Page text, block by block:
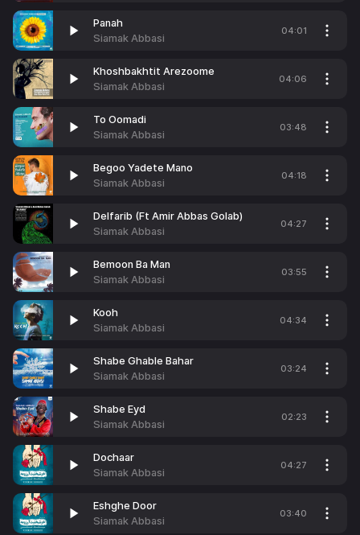
Panah
Siamak Abbasi
04:01
Khoshbakhtit Arezoome
Siamak Abbasi
04:06
To Oomadi
Siamak Abbasi
03:48
Begoo Yadete Mano
Siamak Abbasi
04:18
Delfarib (Ft Amir Abbas Golab)
Siamak Abbasi
04:27
Bemoon Ba Man
Siamak Abbasi
03:55
Kooh
Siamak Abbasi
04:34
Shabe Ghable Bahar
Siamak Abbasi
03:24
Shabe Eyd
Siamak Abbasi
02:23
Dochaar
Siamak Abbasi
04:27
Eshghe Door
Siamak Abbasi
03:40